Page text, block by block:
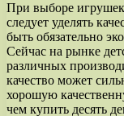
При выборе
следует уделять
быть обязательно
Сейчас на рынке
различных
качество может
хорошую
чем купить десять